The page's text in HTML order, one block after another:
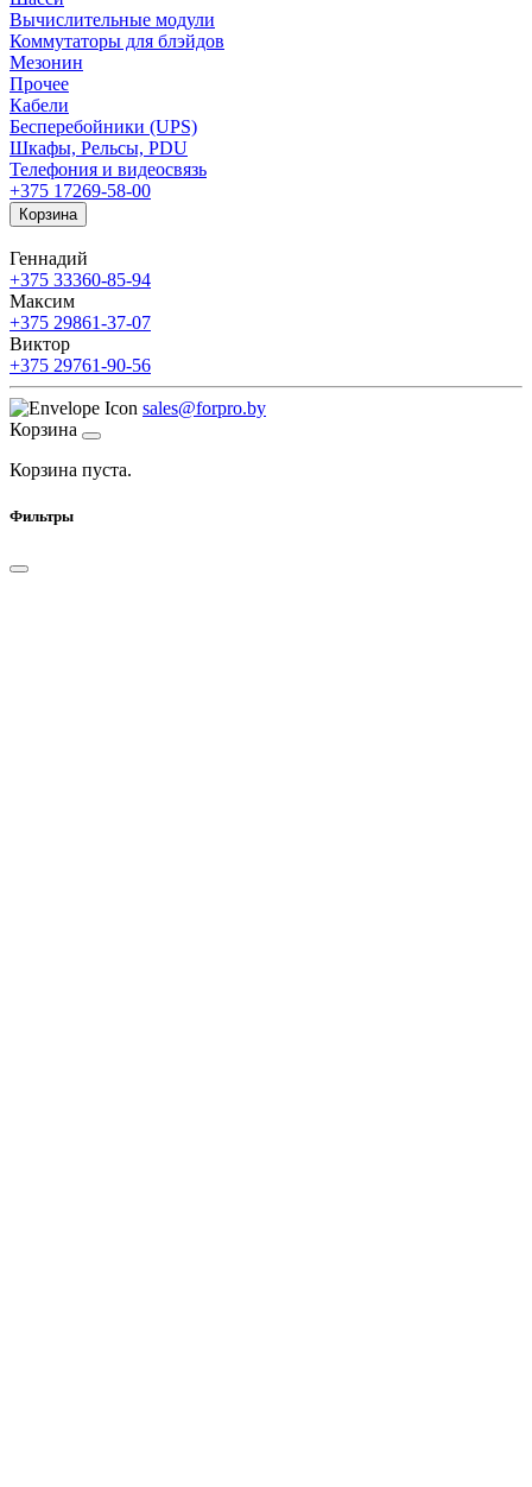
Вычислительные модули
Коммутаторы для блэйдов
Мезонин
Прочее
Кабели
Бесперебойники (UPS)
Шкафы, Рельсы, PDU
Телефония и видеосвязь
+375 17269-58-00
Корзина
Геннадий
+375 33360-85-94
Максим
+375 29861-37-07
Виктор
+375 29761-90-56
sales@forpro.by
Корзина
Корзина пуста.
Фильтры